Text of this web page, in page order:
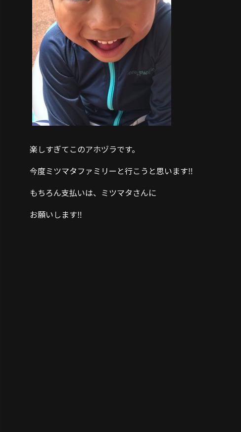
楽しすぎてこのアホヅラです。
今度ミツマタファミリーと行こうと思います‼️
もちろん支払いは、ミツマタさんに
お願いします‼️